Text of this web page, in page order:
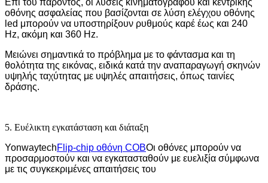
οθόνης ασφαλείας που βασίζονται σε λύση ελέγχου οθόνης
led μπορούν να υποστηρίξουν ρυθμούς καρέ έως και 240
Hz, ακόμη και 360 Hz.
Μειώνει σημαντικά το πρόβλημα με το φάντασμα και τη
θολότητα της εικόνας, ειδικά κατά την αναπαραγωγή σκηνών
υψηλής ταχύτητας με υψηλές απαιτήσεις, όπως ταινίες
δράσης.
5. Ευέλικτη εγκατάσταση και διάταξη
YonwaytechFlip-chip οθόνη COBΟι οθόνες μπορούν να
προσαρμοστούν και να εγκατασταθούν με ευελιξία σύμφωνα
με τις συγκεκριμένες απαιτήσεις του